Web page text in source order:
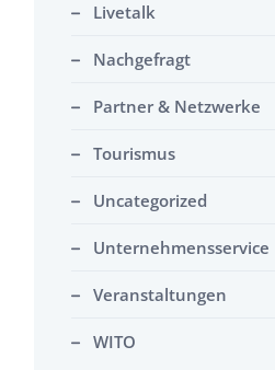
Livetalk
Nachgefragt
Partner & Netzwerke
Tourismus
Uncategorized
Unternehmensservice
Veranstaltungen
WITO